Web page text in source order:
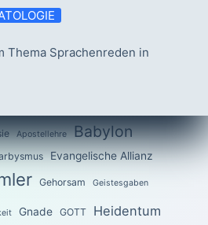
Thema Sprachenreden in
Apostellehre Babylon
Evangelische Allianz
Gehorsam Geistesgaben
Gnade GOTT Heidentum